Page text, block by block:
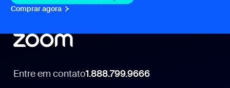
Comprar agora
Entre em contato1.888.799.9666